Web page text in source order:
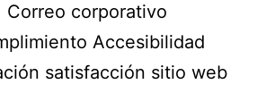
Correo corporativo
Accesibilidad
satisfacción sitio web